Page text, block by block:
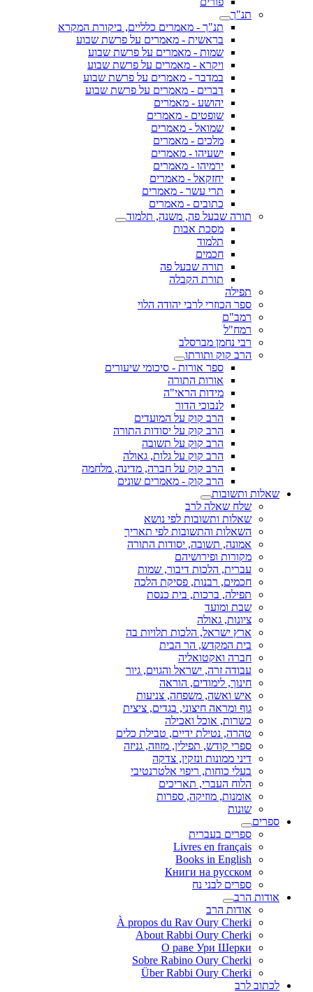
תנ"ך
תנ"ך - מאמרים כלליים, ביקורת המקרא
בראשית - מאמרים על פרשת שבוע
שמות - מאמרים על פרשת שבוע
ויקרא - מאמרים על פרשת שבוע
במדבר - מאמרים על פרשת שבוע
דברים - מאמרים על פרשת שבוע
יהושע - מאמרים
שופטים - מאמרים
שמואל - מאמרים
מלכים - מאמרים
ישעיהו - מאמרים
ירמיהו - מאמרים
יחזקאל - מאמרים
תרי עשר - מאמרים
כתובים - מאמרים
תורה שבעל פה, משנה, תלמוד
מסכת אבות
תלמוד
חכמים
תורה שבעל פה
תורת הקבלה
תפילה
ספר הכוזרי לרבי יהודה הלוי
רמב"ם
רמח"ל
רבי נחמן מברסלב
הרב קוק ותורתו
ספר אורות - סיכומי שיעורים
אורות התורה
מידות הראי"ה
לנבוכי הדור
הרב קוק על המועדים
הרב קוק על יסודות התורה
הרב קוק על תשובה
הרב קוק על גלות, גאולה
הרב קוק על חברה, מדינה, מלחמה
הרב קוק - מאמרים שונים
שאלות ותשובות
שלח שאלה לרב
שאלות ותשובות לפי נושא
השאלות והתשובות לפי תאריך
אמונה, תשובה, יסודות התורה
מקורות ופירושיהם
עברית, הלכות דיבור, שמות
חכמים, רבנות, פסיקת הלכה
תפילה, ברכות, בית כנסת
שבת ומועד
ציונות, גאולה
ארץ ישראל, הלכות תלויות בה
בית המקדש, הר הבית
חברה ואקטואליה
עבודה זרה, ישראל והגוים, גיור
חינוך, לימודים, הוראה
איש ואשה, משפחה, צניעות
גוף ומראה חיצוני, בגדים, ציצית
כשרות, אוכל ואכילה
טהרה, נטילת ידיים, טבילת כלים
ספרי קודש, תפילין, מזוזה, גניזה
דיני ממונות ונזקין, צדקה
בעלי כוחות, ריפוי אלטרנטיבי
הלוח העברי, תאריכים
אומנות, מוזיקה, ספרות
שונות
ספרים
ספרים בעברית
Livres en français
Books in English
Книги на русском
ספרים לבני נח
אודות הרב
אודות הרב
À propos du Rav Oury Cherki
About Rabbi Oury Cherki
О раве Ури Шерки
Sobre Rabino Oury Cherki
Über Rabbi Oury Cherki
לכתוב לרב